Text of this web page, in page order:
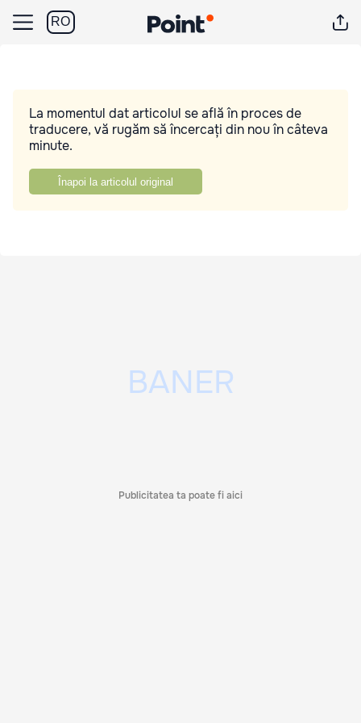
RO
La momentul dat articolul se află în proces de
traducere, vă rugăm să încercați din nou în câteva
minute.
Înapoi la articolul original
Publicitatea ta poate fi aici